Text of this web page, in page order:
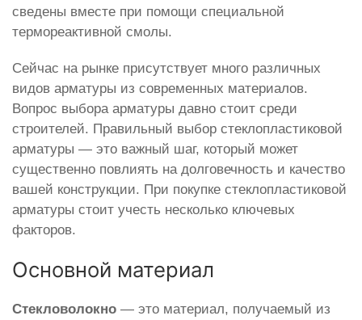
сведены вместе при помощи специальной
термореактивной смолы.
Сейчас на рынке присутствует много различных
видов арматуры из современных материалов.
Вопрос выбора арматуры давно стоит среди
строителей. Правильный выбор стеклопластиковой
арматуры — это важный шаг, который может
существенно повлиять на долговечность и качество
вашей конструкции. При покупке стеклопластиковой
арматуры стоит учесть несколько ключевых
факторов.
Основной материал
Стекловолокно — это материал, получаемый из